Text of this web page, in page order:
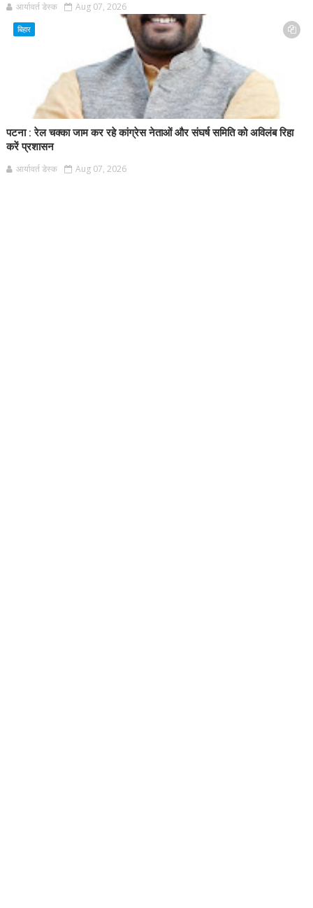
आर्यावर्त डेस्क Aug 07, 2026
बिहार
पटना : रेल चक्का जाम कर रहे कांग्रेस नेताओं और संघर्ष समिति को अविलंब रिहा
करें प्रशासन
आर्यावर्त डेस्क Aug 07, 2026